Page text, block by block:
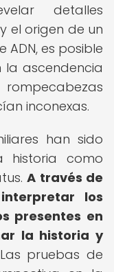
detalles
el origen de un
es posible
la ascendencia
inconexas.
han sido
como
A través de
los
presentes en
la historia y
Las pruebas de